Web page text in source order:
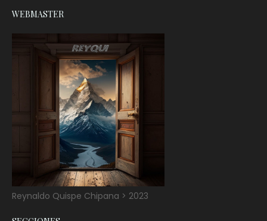
WEBMASTER
Reynaldo Quispe Chipana > 2023